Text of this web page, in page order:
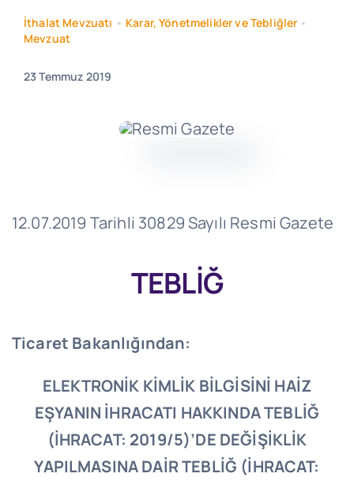
İthalat Mevzuatı • Karar, Yönetmelikler ve Tebliğler •
Mevzuat
23 Temmuz 2019
12.07.2019 Tarihli 30829 Sayılı Resmi Gazete
TEBLİĞ
Ticaret Bakanlığından:
ELEKTRONİK KİMLİK BİLGİSİNİ HAİZ
EŞYANIN İHRACATI HAKKINDA TEBLİĞ
(İHRACAT: 2019/5)’DE DEĞİŞİKLİK
YAPILMASINA DAİR TEBLİĞ (İHRACAT: